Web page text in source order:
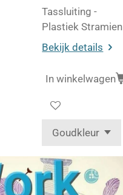
Tassluiting -
Plastiek Stramien
Bekijk details
In winkelwagen